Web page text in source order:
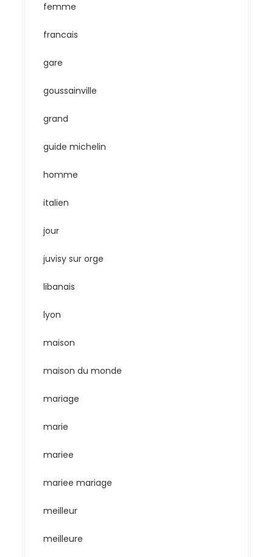
femme
francais
gare
goussainville
grand
guide michelin
homme
italien
jour
juvisy sur orge
libanais
lyon
maison
maison du monde
mariage
marie
mariee
mariee mariage
meilleur
meilleure